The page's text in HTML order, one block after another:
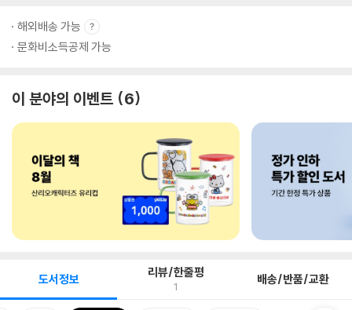
해외배송 가능
문화비소득공제 가능
이 분야의 이벤트 6
도서정보 리뷰/한줄평
1 배송/반품/교환